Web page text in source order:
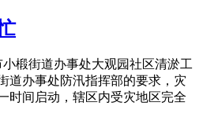
椴街道办事处大观园社区清淤工
道办事处防汛指挥部的要求，灾
时间启动，辖区内受灾地区完全